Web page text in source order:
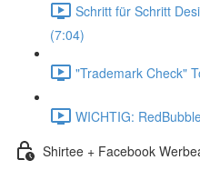
Schritt für Schritt
(7:04)
"Trademark Check"
WICHTIG:
Shirtee + Facebook